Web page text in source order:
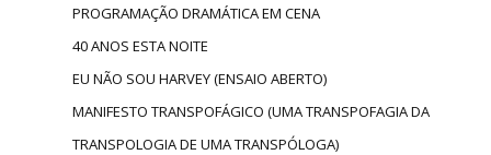
PROGRAMAÇÃO DRAMÁTICA EM CENA
40 ANOS ESTA NOITE
EU NÃO SOU HARVEY (ENSAIO ABERTO)
MANIFESTO TRANSPOFÁGICO (UMA TRANSPOFAGIA DA
TRANSPOLOGIA DE UMA TRANSPÓLOGA)